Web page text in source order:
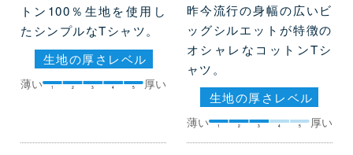
トン100％生地を使用し
たシンプルなTシャツ。
生地の厚さレベル
薄い 1 2 3 4 5 厚い
昨今流行の身幅の広いビ
ッグシルエットが特徴の
オシャレなコットンTシ
ャツ。
生地の厚さレベル
薄い 1 2 3 4 5 厚い